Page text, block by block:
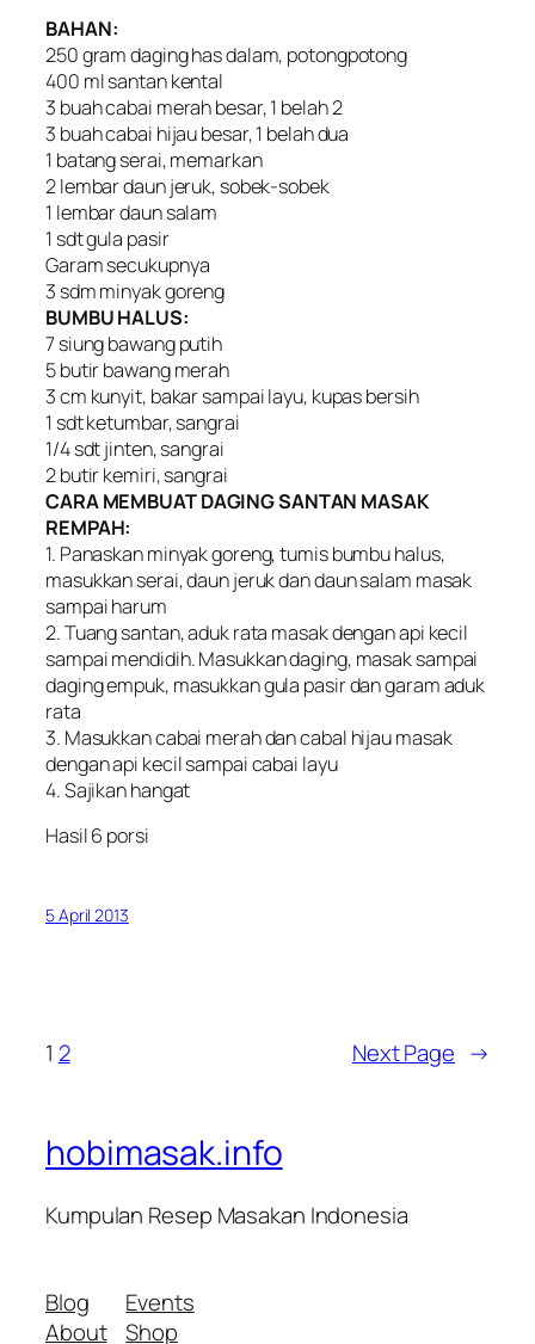
BAHAN:
250 gram daging has dalam, potongpotong
400 ml santan kental
3 buah cabai merah besar, 1 belah 2
3 buah cabai hijau besar, 1 belah dua
1 batang serai, memarkan
2 lembar daun jeruk, sobek-sobek
1 lembar daun salam
1 sdt gula pasir
Garam secukupnya
3 sdm minyak goreng
BUMBU HALUS:
7 siung bawang putih
5 butir bawang merah
3 cm kunyit, bakar sampai layu, kupas bersih
1 sdt ketumbar, sangrai
1/4 sdt jinten, sangrai
2 butir kemiri, sangrai
CARA MEMBUAT DAGING SANTAN MASAK
REMPAH:
1. Panaskan minyak goreng, tumis bumbu halus,
masukkan serai, daun jeruk dan daun salam masak
sampai harum
2. Tuang santan, aduk rata masak dengan api kecil
sampai mendidih. Masukkan daging, masak sampai
daging empuk, masukkan gula pasir dan garam aduk
rata
3. Masukkan cabai merah dan cabal hijau masak
dengan api kecil sampai cabai layu
4. Sajikan hangat
Hasil 6 porsi
5 April 2013
1 2 Next Page →
hobimasak.info
Kumpulan Resep Masakan Indonesia
Blog
About
Events
Shop